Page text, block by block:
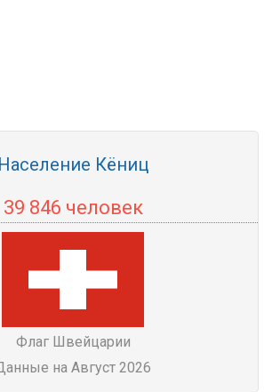
Население Кёниц
39 846 человек
Флаг Швейцарии
на Август 2026